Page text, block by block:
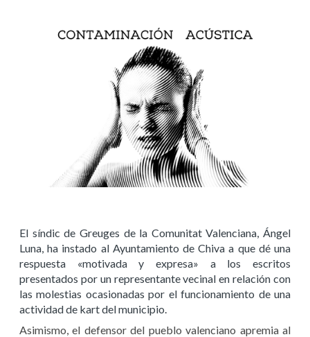
El síndic de Greuges de la Comunitat Valenciana, Ángel
Luna, ha instado al Ayuntamiento de Chiva a que dé una
respuesta «motivada y expresa» a los escritos
presentados por un representante vecinal en relación con
las molestias ocasionadas por el funcionamiento de una
actividad de kart del municipio.
Asimismo, el defensor del pueblo valenciano apremia al